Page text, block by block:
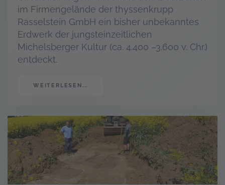
im Firmengelände der thyssenkrupp
Rasselstein GmbH ein bisher unbekanntes
Erdwerk der jungsteinzeitlichen
Michelsberger Kultur (ca. 4.400 –3.600 v. Chr.)
entdeckt.
WEITERLESEN...